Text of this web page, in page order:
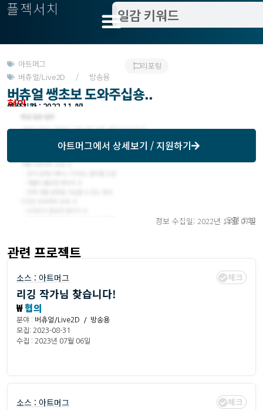
플젝서치
아트머그
버츄얼/Live2D / 방송용
리포팅
버츄얼 쌩초보 도와주십숑..
협의
모집기한 : 2022-11-07
예상기간 : 2022-11-10
아트머그에서 상세보기 / 지원하기
정보 수집일: 2022년 11월 07일
오전 3:28
관련 프로젝트
소스 : 아트머그 체크
리깅 작가님 찾습니다!
₩협의
분야 : 버츄얼/Live2D / 방송용
모집: 2023-08-31
수집 : 2023년 07월 06일
소스 : 아트머그 체크